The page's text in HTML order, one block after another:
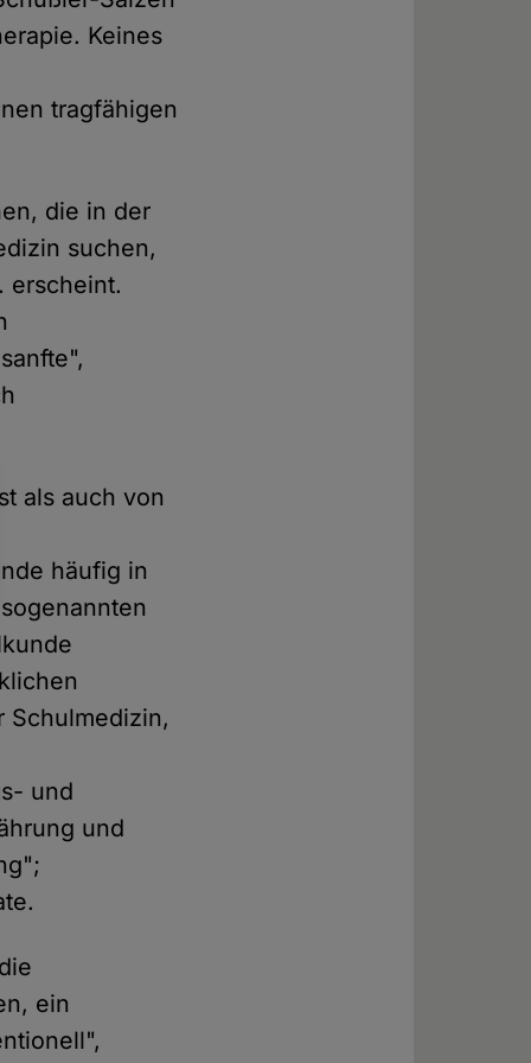
Keines
tragfähigen
die in der
suchen,
erscheint.
als auch von
häufig in
Schulmedizin,
und
und
ein